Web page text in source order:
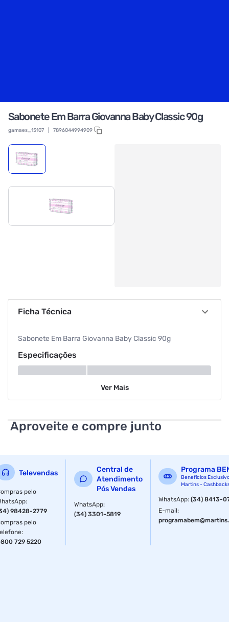
Sabonete Em Barra Giovanna Baby Classic 90g
gamaes_15107 7896044994909
Ficha Técnica
Sabonete Em Barra Giovanna Baby Classic 90g
Especificações
Ver Mais
Aproveite e compre junto
Televendas
pelo
:
98428-2779
pelo
:
729 5220
Central de
Atendimento
Pós Vendas
WhatsApp:
(34) 3301-5819
Programa
Benefícios
Martins -
WhatsApp:(34) 8413-
E-mail: